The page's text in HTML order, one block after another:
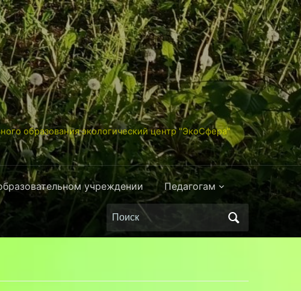
образования экологический центр "ЭкоСфера"
учреждении Педагогам
Поиск
по: